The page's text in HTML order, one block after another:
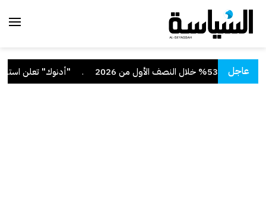
عاجل
من 2026 "أدنوك" تعلن